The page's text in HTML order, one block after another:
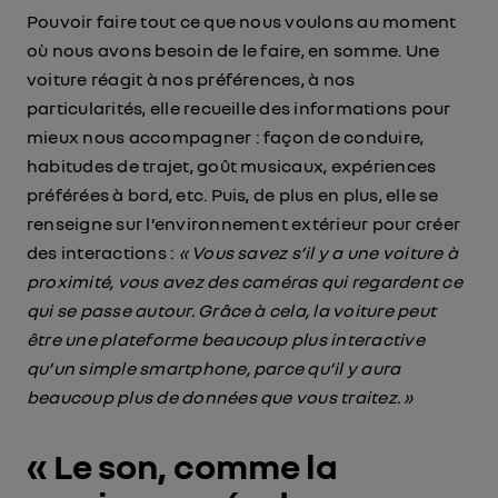
Pouvoir faire tout ce que nous voulons au moment
où nous avons besoin de le faire, en somme. Une
voiture réagit à nos préférences, à nos
particularités, elle recueille des informations pour
mieux nous accompagner : façon de conduire,
habitudes de trajet, goût musicaux, expériences
préférées à bord, etc. Puis, de plus en plus, elle se
renseigne sur l’environnement extérieur pour créer
des interactions : « Vous savez s’il y a une voiture à
proximité, vous avez des caméras qui regardent ce
qui se passe autour. Grâce à cela, la voiture peut
être une plateforme beaucoup plus interactive
qu’un simple smartphone, parce qu’il y aura
beaucoup plus de données que vous traitez. »
« Le son, comme la